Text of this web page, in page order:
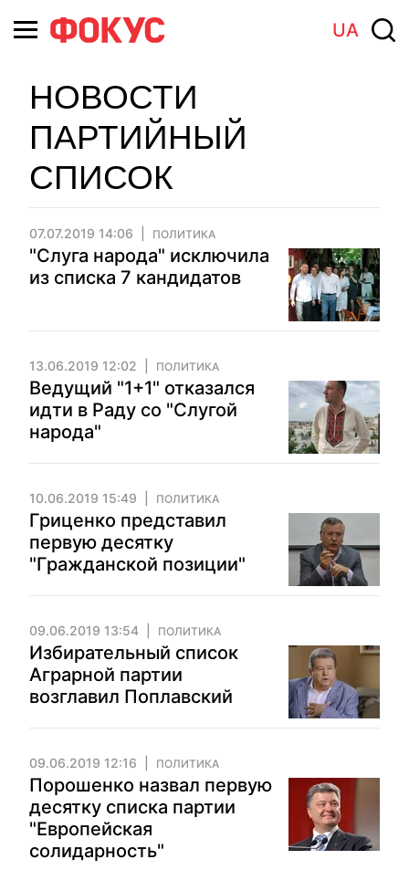
UA
НОВОСТИ
ПАРТИЙНЫЙ
СПИСОК
07.07.2019 14:06 ПОЛИТИКА
"Слуга народа" исключила
из списка 7 кандидатов
13.06.2019 12:02 ПОЛИТИКА
Ведущий "1+1" отказался
идти в Раду со "Слугой
народа"
10.06.2019 15:49 ПОЛИТИКА
Гриценко представил
первую десятку
"Гражданской позиции"
09.06.2019 13:54 ПОЛИТИКА
Избирательный список
Аграрной партии
возглавил Поплавский
09.06.2019 12:16 ПОЛИТИКА
Порошенко назвал первую
десятку списка партии
"Европейская
солидарность"